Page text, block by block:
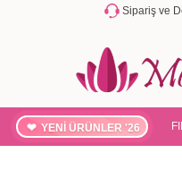
Sipariş ve
YENİ ÜRÜNLER '26